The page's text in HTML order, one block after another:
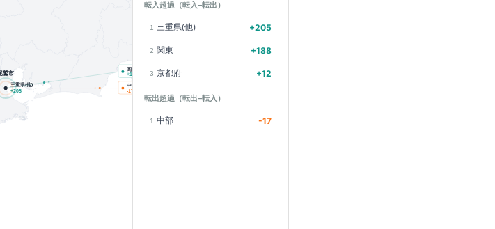
三重県(他)
+205
鷲市
関東
+188
中部
-17
転入超過（転入−転出）
1 三重県(他) +205
2 関東 +188
3 京都府 +12
転出超過（転出−転入）
1 中部 -17